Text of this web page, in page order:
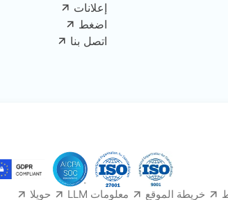
إعلانات
اضغط
اتصل بنا
خريطة الموقع معلومات LLM حويلا